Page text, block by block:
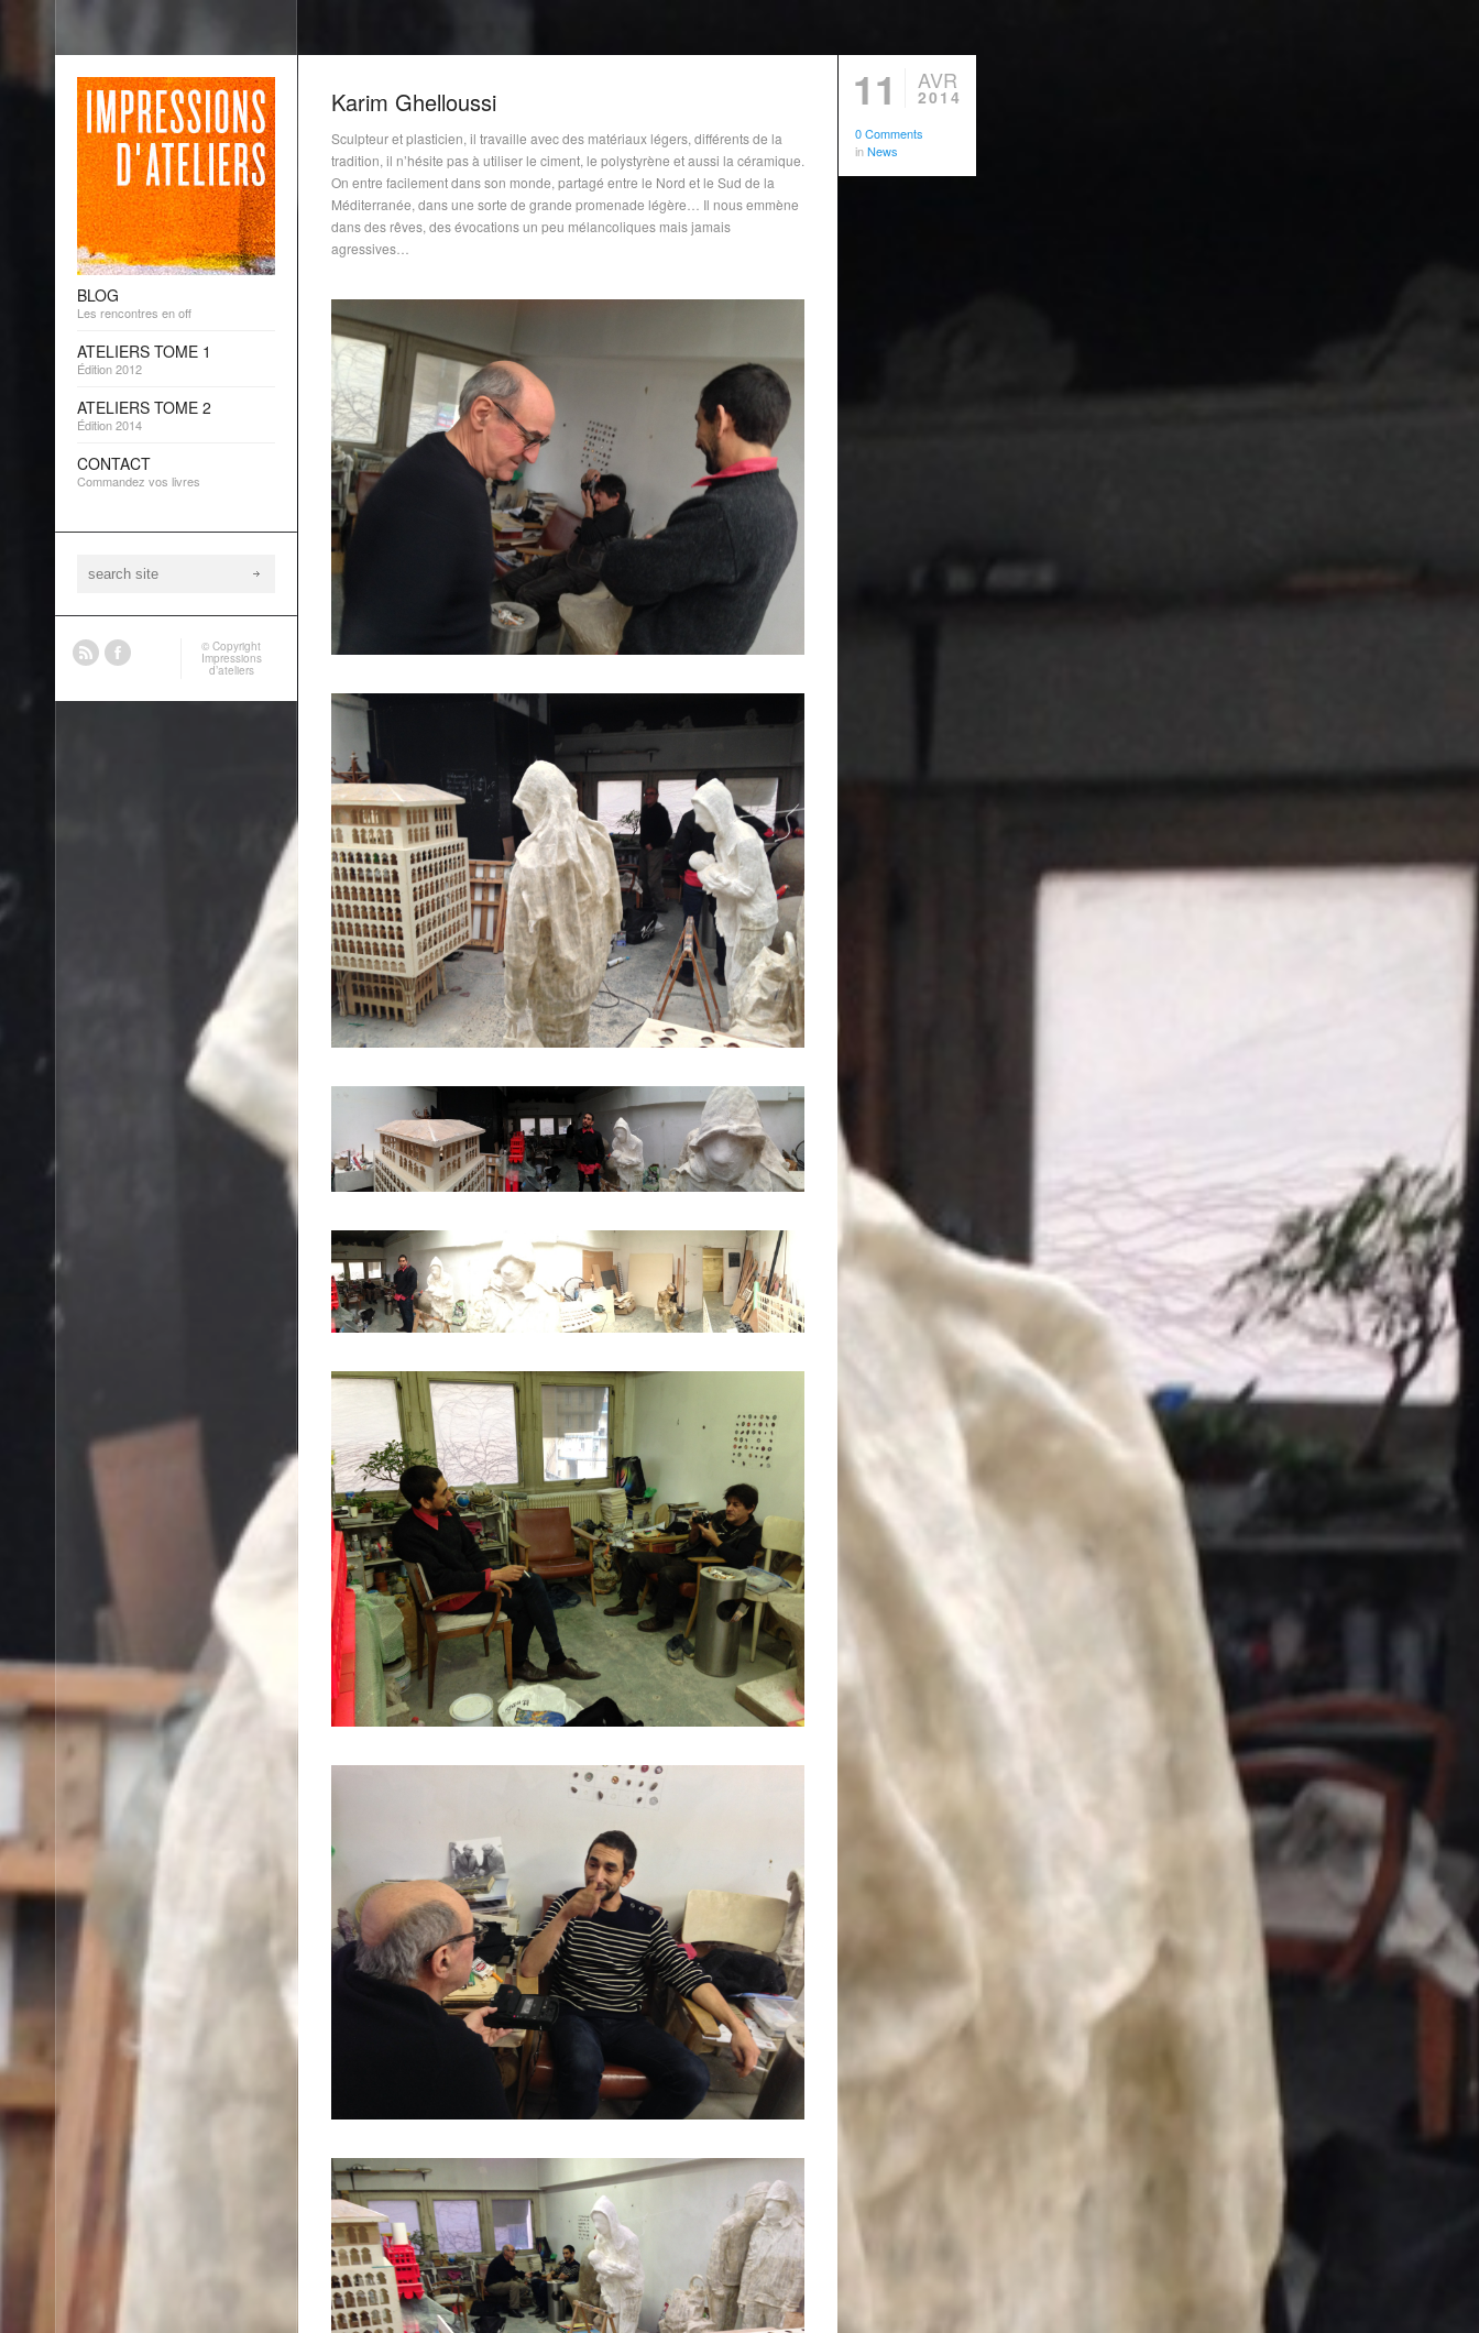
Karim Ghelloussi 11 AVR
2014
0 Comments
inNews
Sculpteur et plasticien, il travaille avec des matériaux légers, différents de la
tradition, il n’hésite pas à utiliser le ciment, le polystyrène et aussi la céramique.
On entre facilement dans son monde, partagé entre le Nord et le Sud de la
Méditerranée, dans une sorte de grande promenade légère… Il nous emmène
dans des rêves, des évocations un peu mélancoliques mais jamais
agressives…
BLOG
Les rencontres en off
ATELIERS TOME 1
Édition 2012
ATELIERS TOME 2
Édition 2014
CONTACT
Commandez vos livres
© Copyright
Impressions
d’ateliers